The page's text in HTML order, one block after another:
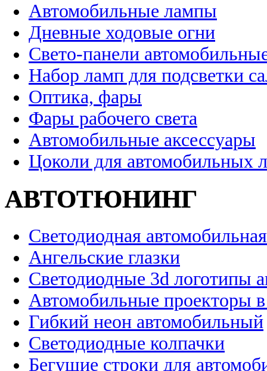
Автомобильные лампы
Дневные ходовые огни
Свето-панели
Набор ламп для подсветки
Оптика, фары
Фары рабочего света
Автомобильные аксессуары
Цоколи для автомобильных
АВТОТЮНИНГ
Светодиодная
Ангельские глазки
Светодиодные 3d логотипы
Автомобильные проекторы
Гибкий неон автомобильный
Светодиодные колпачки
Бегущие строки для